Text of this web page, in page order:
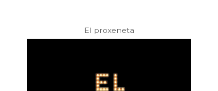
El proxeneta